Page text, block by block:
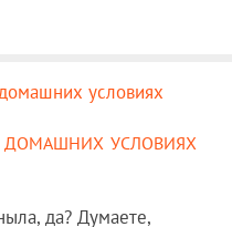
условиях
да? Думаете,